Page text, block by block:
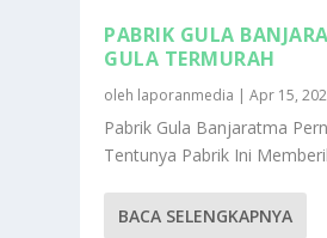
PABRIK GULA
GULA TERMURAH
oleh laporanmedia |Apr 15,
Pabrik Gula Banjaratma
Tentunya Pabrik Ini
BACA SELENGKAPNYA